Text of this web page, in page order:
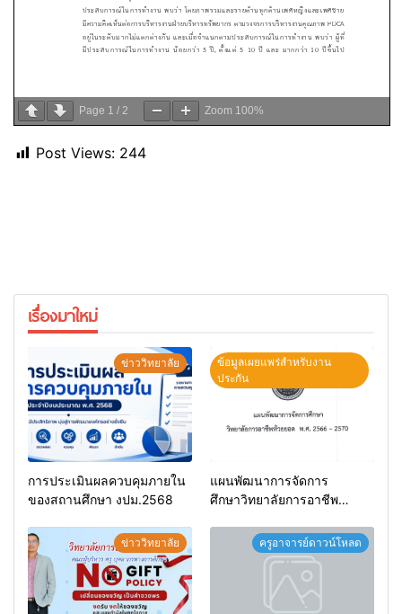
Page 1 / 2 Zoom 100%
Post Views: 244
เรื่องมาใหม่
ข่าววิทยาลัย
การประเมินผลควบคุมภายใน
ของสถานศึกษา งปม.2568
ข้อมูลเผยแพร่สำหรับงาน
ประกัน
แผนพัฒนาการจัดการ
ศึกษาวิทยาลัยการอาชีพ
ข่าววิทยาลัย ครูอาจารย์ดาวน์โหลด